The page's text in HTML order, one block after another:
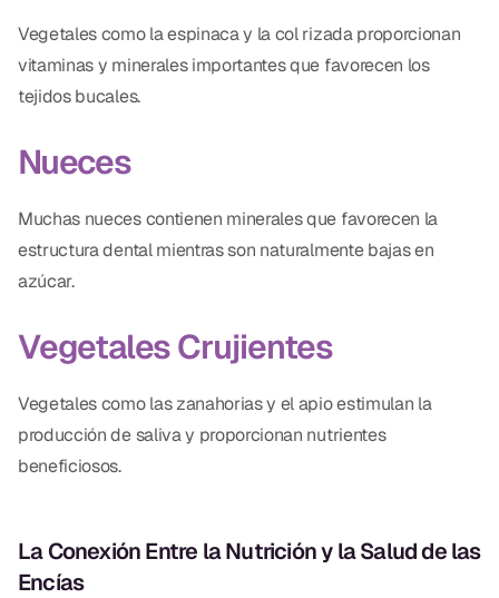
Vegetales como la espinaca y la col rizada proporcionan
vitaminas y minerales importantes que favorecen los
tejidos bucales.
Nueces
Muchas nueces contienen minerales que favorecen la
estructura dental mientras son naturalmente bajas en
azúcar.
Vegetales Crujientes
Vegetales como las zanahorias y el apio estimulan la
producción de saliva y proporcionan nutrientes
beneficiosos.
La Conexión Entre la Nutrición y la Salud de las
Encías